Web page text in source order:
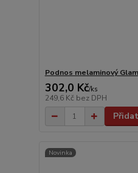
Podnos melaminový
302,0 Kč/ks
249,6 Kč bez DPH
Novinka